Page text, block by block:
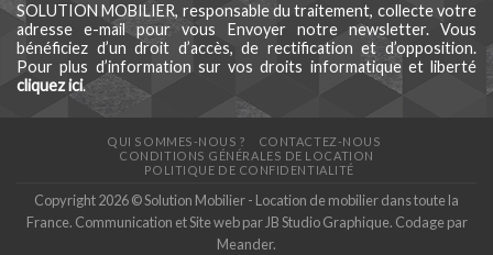
SOLUTION MOBILIER, responsable du traitement, collecte votre
adresse e-mail pour vous Envoyer notre newsletter. Vous
bénéficiez d’un droit d’accès, de rectification et d’opposition.
Pour plus d’information sur vos droits informatique et liberté
cliquez ici.
QUI SOMMES-NOUS ?
CONTACTEZ-NOUS
CONDITIONS GÉNÉRALES DE LOCATION
POLITIQUE DE CONFIDENTIALITÉ
Copyright 2026 © Solution Mobilier - Location de mobilier dans toute la
France. Communication et Site web par JB Studio Graphique. Codage par
Meander.